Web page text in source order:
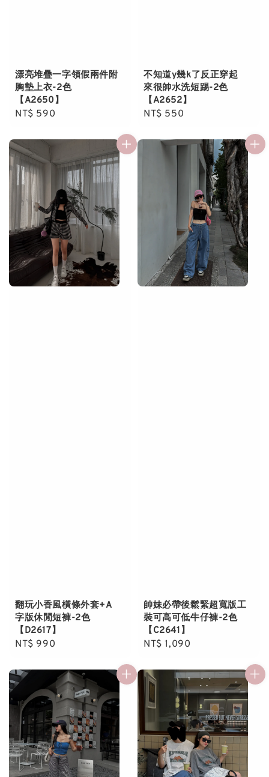
漂亮堆疊一字領假兩件附
胸墊上衣-2色
【A2650】
Regular
NT$ 590
不知道y幾k了反正穿起
來很帥水洗短踢-2色
【A2652】
Regular
NT$ 550
翻玩小香風橫條外套+A
字版休閒短褲-2色
【D2617】
Regular
NT$ 990
帥妹必帶後鬆緊超寬版工
裝可高可低牛仔褲-2色
【C2641】
Regular
NT$ 1,090